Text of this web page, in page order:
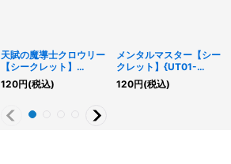
天賦の魔導士クロウリー
【シークレット】
{UT01-JP017}《モンス
ター》
120円(税込)
メンタルマスター【シー
クレット】{UT01-
JP025}《モンスター》
120円(税込)